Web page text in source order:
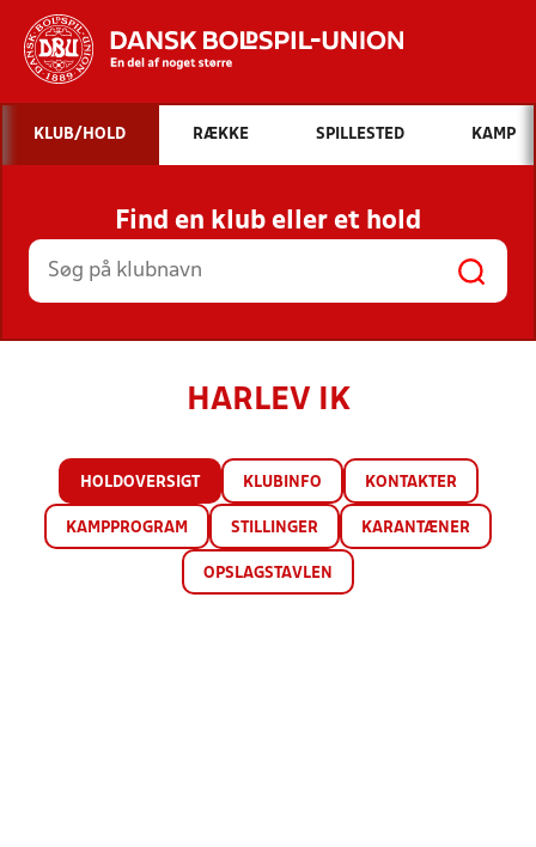
Hvad vil du søge efter?
INDHOLD OG NYHEDER
STILLINGER, RESULTATER, KLUBBER OG
HOLD
KLUB/HOLD RÆKKE SPILLESTED KAMP
Find en klub eller et hold
HARLEV IK
HOLDOVERSIGT KLUBINFO KONTAKTER
KAMPPROGRAM STILLINGER KARANTÆNER
OPSLAGSTAVLEN